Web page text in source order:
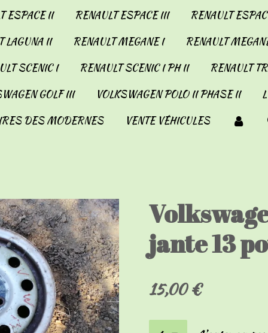
ESPACE II RENAULT ESPACE III
RENAULT
LAGUNA II RENAULT MEGANE I
RENAULT
SCENIC I RENAULT SCENIC I PH II
RENAULT
GOLF III VOLKSWAGEN POLO II PHASE II
DES MODERNES
VENTE VÉHICULES
jante 13
15,00 €